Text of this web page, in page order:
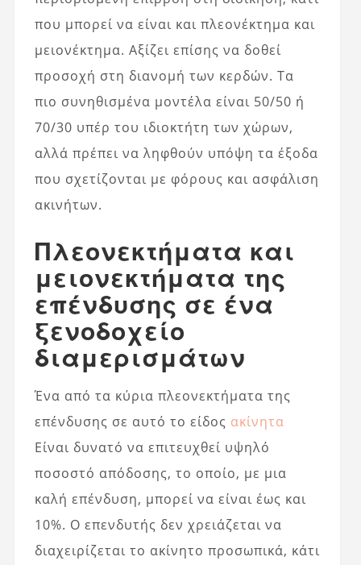
που μπορεί να είναι και πλεονέκτημα και
μειονέκτημα. Αξίζει επίσης να δοθεί
προσοχή στη διανομή των κερδών. Τα
πιο συνηθισμένα μοντέλα είναι 50/50 ή
70/30 υπέρ του ιδιοκτήτη των χώρων,
αλλά πρέπει να ληφθούν υπόψη τα έξοδα
που σχετίζονται με φόρους και ασφάλιση
ακινήτων.
Πλεονεκτήματα και
μειονεκτήματα της
επένδυσης σε ένα
ξενοδοχείο
διαμερισμάτων
Ένα από τα κύρια πλεονεκτήματα της
επένδυσης σε αυτό το είδος ακίνητα
Είναι δυνατό να επιτευχθεί υψηλό
ποσοστό απόδοσης, το οποίο, με μια
καλή επένδυση, μπορεί να είναι έως και
10%. Ο επενδυτής δεν χρειάζεται να
διαχειρίζεται το ακίνητο προσωπικά, κάτι